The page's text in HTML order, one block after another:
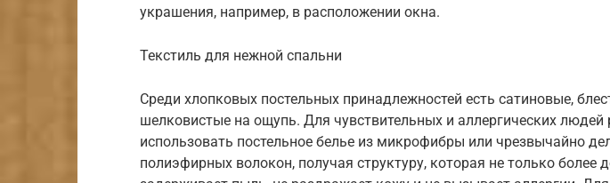
украшения, например, в расположении окна.
Текстиль для нежной спальни
Среди хлопковых постельных принадлежностей есть сатиновые,
шелковистые на ощупь. Для чувствительных и аллергических людей
использовать постельное белье из микрофибры или чрезвычайно
полиэфирных волокон, получая структуру, которая не только более